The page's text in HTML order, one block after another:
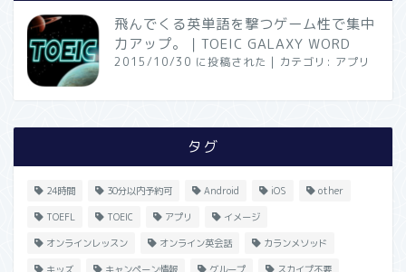
飛んでくる英単語を撃つゲーム性で集中
力アップ。｜TOEIC GALAXY WORD
2015/10/30 に投稿された | カテゴリ: アプリ
タグ
24時間 30分以内予約可 Android iOS other
TOEFL TOEIC アプリ イメージ
オンラインレッスン オンライン英会話 カランメソッド